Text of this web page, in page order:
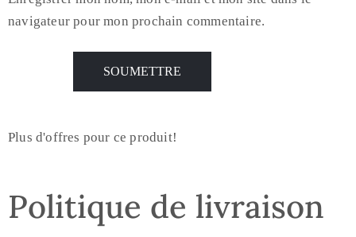
navigateur pour mon prochain commentaire.
Plus d'offres pour ce produit!
Politique de livraison